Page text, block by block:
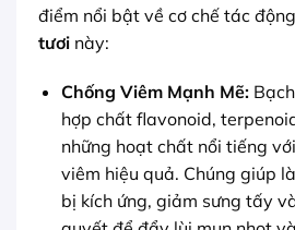
điểm nổi bật về cơ chế tác
tươi này:
Chống Viêm Mạnh Mẽ:
hợp chất flavonoid,
những hoạt chất nổi tiếng
viêm hiệu quả. Chúng giúp
bị kích ứng, giảm sưng tấy